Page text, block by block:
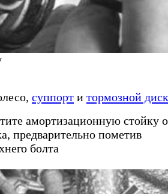
суппорт и тормозной диск
амортизационную стойку
предварительно пометив
болта